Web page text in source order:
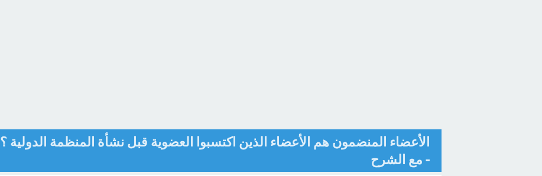
الأعضاء المنضمون هم الأعضاء الذين اكتسبوا العضوية قبل نشأة المنظمة الدولية ؟
- مع الشرح